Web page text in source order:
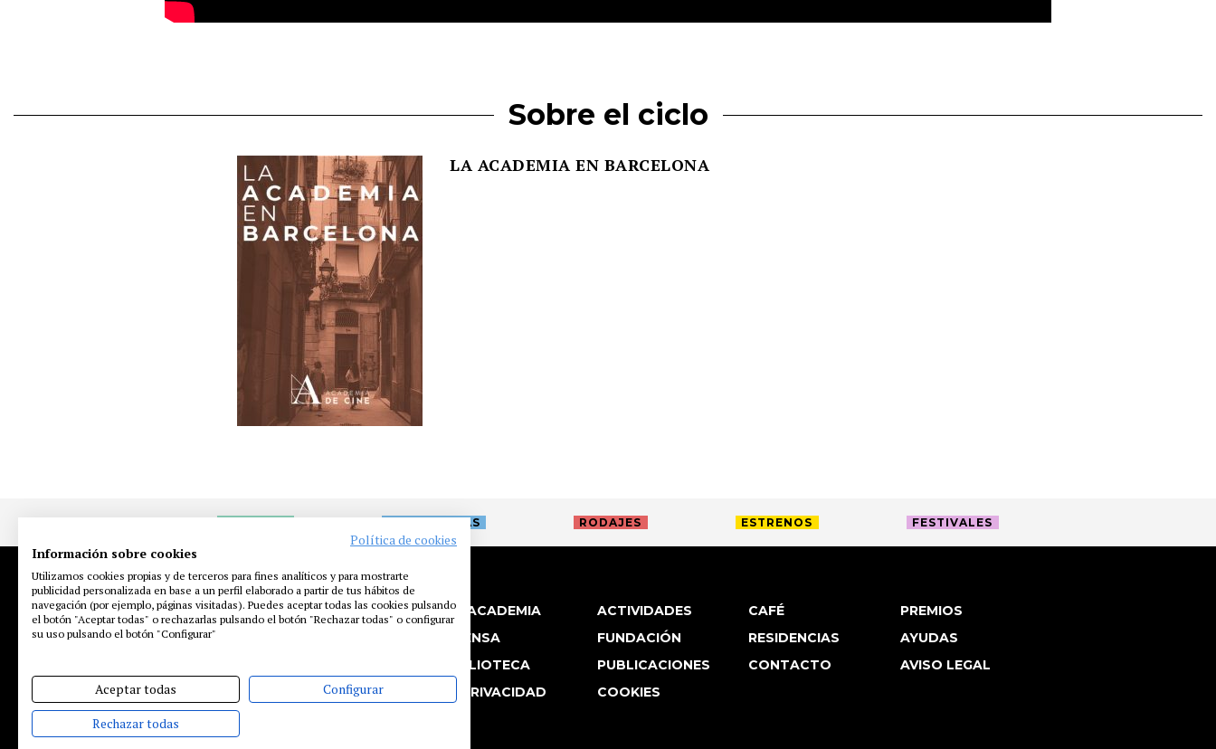
Sobre el ciclo
LA ACADEMIA EN BARCELONA
ENTREVISTAS RODAJES ESTRENOS FESTIVALES
LA ACADEMIA ACTIVIDADES CAFÉ
PREMIOS
PRENSA
FUNDACIÓN RESIDENCIAS
AYUDAS
BIBLIOTECA
PUBLICACIONES CONTACTO
AVISO LEGAL
P. PRIVACIDAD
COOKIES
Política de cookies
Información sobre cookies
Utilizamos cookies propias y de terceros para fines analíticos y para mostrarte
publicidad personalizada en base a un perfil elaborado a partir de tus hábitos de
navegación (por ejemplo, páginas visitadas). Puedes aceptar todas las cookies pulsando
el botón "Aceptar todas" o rechazarlas pulsando el botón "Rechazar todas" o configurar
su uso pulsando el botón "Configurar"
Aceptar todas Configurar
Rechazar todas